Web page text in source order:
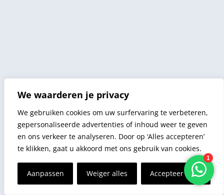
We waarderen je privacy
We gebruiken cookies om uw surfervaring te verbeteren,
gepersonaliseerde advertenties of inhoud weer te geven
en ons verkeer te analyseren. Door op ‘Alles accepteren’
te klikken, gaat u akkoord met ons gebruik van cookies.
Aanpassen Weiger alles Accepteer alles